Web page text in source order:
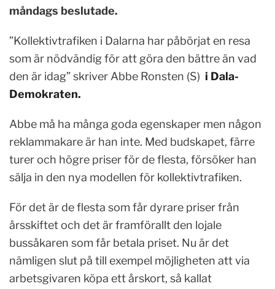
måndags beslutade.
”Kollektivtrafiken i Dalarna har påbörjat en resa
som är nödvändig för att göra den bättre än vad
den är idag” skriver Abbe Ronsten (S) i Dala-
Demokraten.
Abbe må ha många goda egenskaper men någon
reklammakare är han inte. Med budskapet, färre
turer och högre priser för de flesta, försöker han
sälja in den nya modellen för kollektivtrafiken.
För det är de flesta som får dyrare priser från
årsskiftet och det är framförallt den lojale
bussåkaren som får betala priset. Nu är det
nämligen slut på till exempel möjligheten att via
arbetsgivaren köpa ett årskort, så kallat